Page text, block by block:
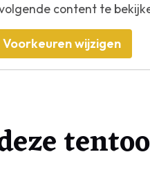
content te
Voorkeuren wijzigen